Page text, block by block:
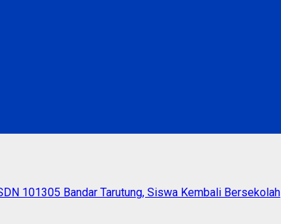
101305 Bandar Tarutung, Siswa Kembali Bersekolah